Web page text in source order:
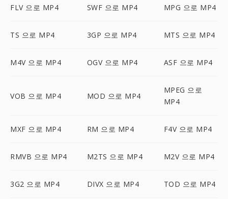
FLV 으로 MP4 SWF 으로 MP4 MPG 으로 MP4
TS 으로 MP4 3GP 으로 MP4 MTS 으로 MP4
M4V 으로 MP4 OGV 으로 MP4 ASF 으로 MP4
VOB 으로 MP4 MOD 으로 MP4
MPEG 으로
MP4
MXF 으로 MP4 RM 으로 MP4 F4V 으로 MP4
RMVB 으로 MP4 M2TS 으로 MP4 M2V 으로 MP4
3G2 으로 MP4 DIVX 으로 MP4 TOD 으로 MP4